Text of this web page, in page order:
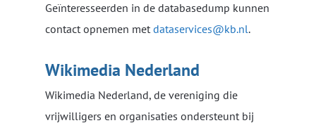
Geïnteresseerden in de databasedump kunnen
contact opnemen metdataservices@kb.nl.
Wikimedia Nederland
Wikimedia Nederland, de vereniging die
vrijwilligers en organisaties ondersteunt bij